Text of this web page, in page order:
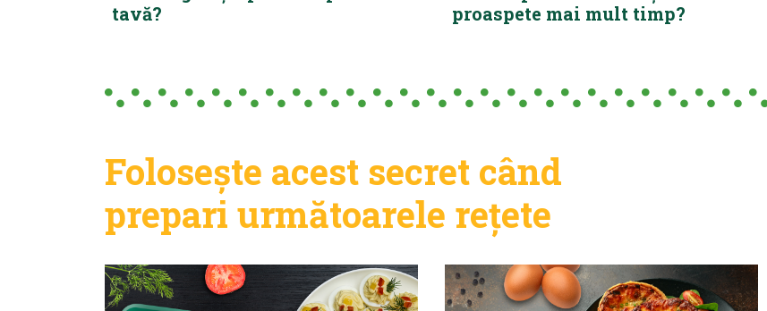
tavă?
proaspete mai mult timp?
Folosește acest secret când
prepari următoarele rețete